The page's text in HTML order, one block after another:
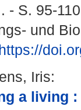
- S. 95-
und
Iris:
a living